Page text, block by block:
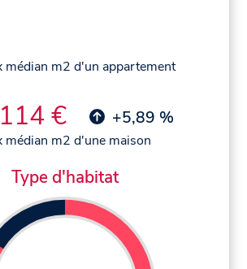
médian m2 d'un appartement
€ +5,89 %
médian m2 d'une maison
Type d'habitat